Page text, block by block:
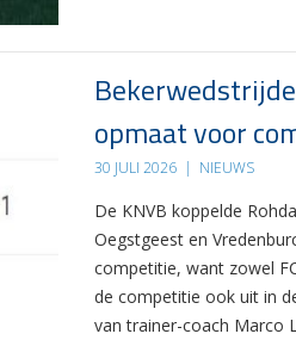
opmaat voor
30 JULI 2026 | NIEUWS
De KNVB koppelde
Oegstgeest en
competitie, want zowel
de competitie ook uit in
van trainer-coach Marco